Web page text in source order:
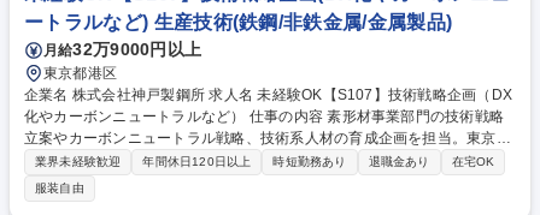
ータルで支えていただきます。 募集職種 高砂【品質管理スタッフ(機器)】
未経験・第二新卒歓迎/KOBELCOグループの安定
ートラルなど) 生産技術(鉄鋼/非鉄金属/金属製品)
月給32万9000円以上
東京都港区
企業名 株式会社神戸製鋼所 求人名 未経験OK【S107】技術戦略企画（DX
化やカーボンニュートラルなど） 仕事の内容 素形材事業部門の技術戦略
立案やカーボンニュートラル戦略、技術系人材の育成企画を担当。東京本
社にて2年程度企画経験を積んだ後、兵庫等の工場設備室にて生産技術や
研究開発のキャリアを歩みます。 【詳細】■技術戦略の立案、開発・知財
の総括管理、CN・ESG戦略の策定、技術系人材育成の企画・管理等、多
業界未経験歓迎 年間休日120日以上 時短勤務あり 退職金あり
在宅OK
服装自由